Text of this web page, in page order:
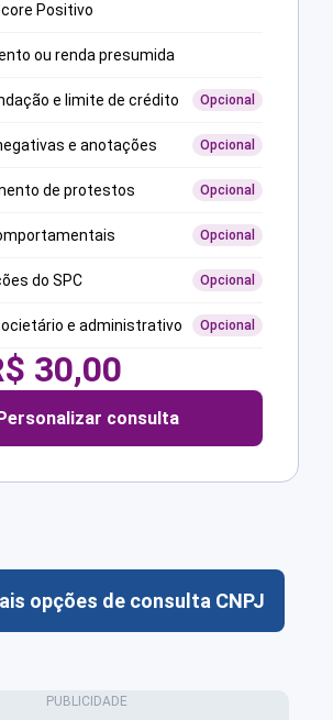
Positivo
ou renda presumida
e limite de crédito Opcional
e anotações Opcional
de protestos Opcional
Opcional
do SPC Opcional
e administrativo Opcional
30,00
consulta
opções de consulta CNPJ